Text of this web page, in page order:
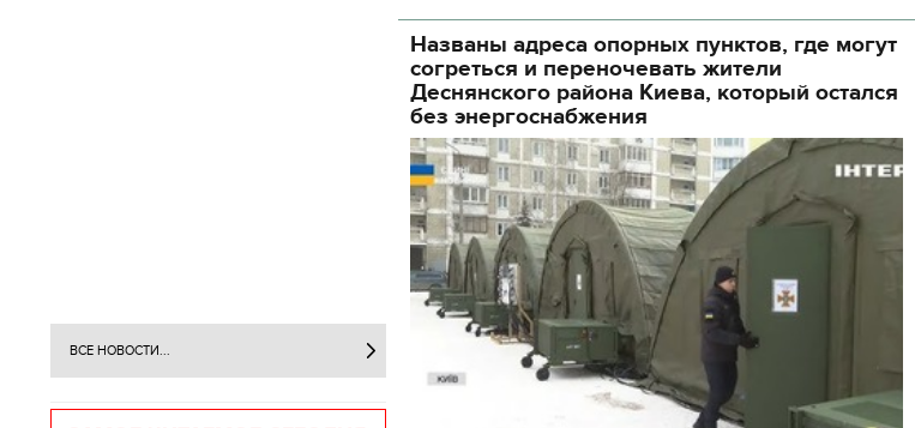
ВСЕ НОВОСТИ...
Названы адреса опорных пунктов, где могут
согреться и переночевать жители
Деснянского района Киева, который остался
без энергоснабжения